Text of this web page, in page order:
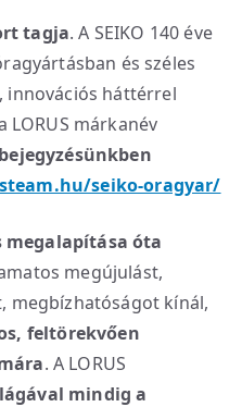
tagja. A SEIKO 140 éve
és széles
innovációs háttérrel
LORUS márkanév
seiko-oragyar/
megalapítása óta
megújulást,
megbízhatóságot kínál,
feltörekvően
. A LORUS
mindig a